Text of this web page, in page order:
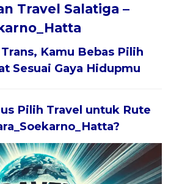
Travel Salatiga –
, Kamu Bebas Pilih
Sesuai Gaya Hidupmu
Pilih Travel untuk Rute